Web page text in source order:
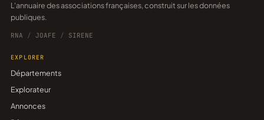
L'annuaire des associations françaises, construit sur les données
publiques.
RNA / JOAFE / SIRENE
EXPLORER
Départements
Explorateur
Annonces